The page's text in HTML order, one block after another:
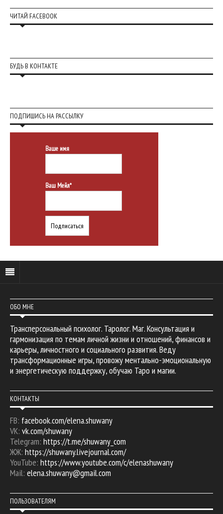
ЧИТАЙ FACEBOOK
БУДЬ В КОНТАКТЕ
ПОДПИШИСЬ НА РАССЫЛКУ
Ваше имя
Ваш Мейл*
ОБО МНЕ
Трансперсональный психолог. Таролог. Маг. Консультация и
гармонизация по темам личной жизни и отношений, финансов и
карьеры, личностного и социального развития. Веду
трансформационные игры, провожу ментально-эмоциональную
и энергетическую поддержку, обучаю Таро и магии.
КОНТАКТЫ
FB: facebook.com/elena.shuwany
VK: vk.com/shuwany
Telegram: https://t.me/shuwany_com
ЖЖ: https://shuwany.livejournal.com/
YouTube: https://www.youtube.com/c/elenashuwany
Mail: elena.shuwany@gmail.com
ПОЛЬЗОВАТЕЛЯМ